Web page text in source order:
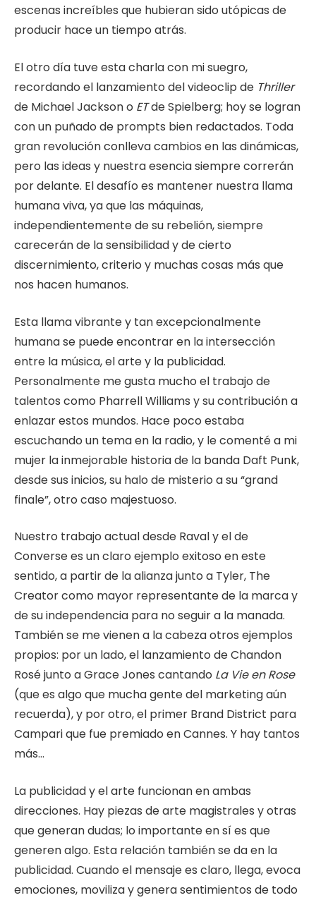
escenas increíbles que hubieran sido utópicas de
producir hace un tiempo atrás.
El otro día tuve esta charla con mi suegro,
recordando el lanzamiento del videoclip de Thriller
de Michael Jackson o ETde Spielberg; hoy se logran
con un puñado de prompts bien redactados. Toda
gran revolución conlleva cambios en las dinámicas,
pero las ideas y nuestra esencia siempre correrán
por delante. El desafío es mantener nuestra llama
humana viva, ya que las máquinas,
independientemente de su rebelión, siempre
carecerán de la sensibilidad y de cierto
discernimiento, criterio y muchas cosas más que
nos hacen humanos.
Esta llama vibrante y tan excepcionalmente
humana se puede encontrar en la intersección
entre la música, el arte y la publicidad.
Personalmente me gusta mucho el trabajo de
talentos como Pharrell Williams y su contribución a
enlazar estos mundos. Hace poco estaba
escuchando un tema en la radio, y le comenté a mi
mujer la inmejorable historia de la banda Daft Punk,
desde sus inicios, su halo de misterio a su “grand
finale”, otro caso majestuoso.
Nuestro trabajo actual desde Raval y el de
Converse es un claro ejemplo exitoso en este
sentido, a partir de la alianza junto a Tyler, The
Creator como mayor representante de la marca y
de su independencia para no seguir a la manada.
También se me vienen a la cabeza otros ejemplos
propios: por un lado, el lanzamiento de Chandon
Rosé junto a Grace Jones cantando La Vie en Rose
(que es algo que mucha gente del marketing aún
recuerda), y por otro, el primer Brand District para
Campari que fue premiado en Cannes. Y hay tantos
más…
La publicidad y el arte funcionan en ambas
direcciones. Hay piezas de arte magistrales y otras
que generan dudas; lo importante en sí es que
generen algo. Esta relación también se da en la
publicidad. Cuando el mensaje es claro, llega, evoca
emociones, moviliza y genera sentimientos de todo